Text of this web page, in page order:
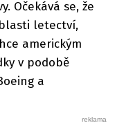
Očekává se, že
letectví,
americkým
v podobě
a